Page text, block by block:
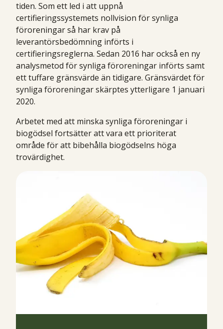
tiden. Som ett led i att uppnå
certifieringssystemets nollvision för synliga
föroreningar så har krav på
leverantörsbedömning införts i
certifieringsreglerna. Sedan 2016 har också en ny
analysmetod för synliga föroreningar införts samt
ett tuffare gränsvärde än tidigare. Gränsvärdet för
synliga föroreningar skärptes ytterligare 1 januari
2020.
Arbetet med att minska synliga föroreningar i
biogödsel fortsätter att vara ett prioriterat
område för att bibehålla biogödselns höga
trovärdighet.